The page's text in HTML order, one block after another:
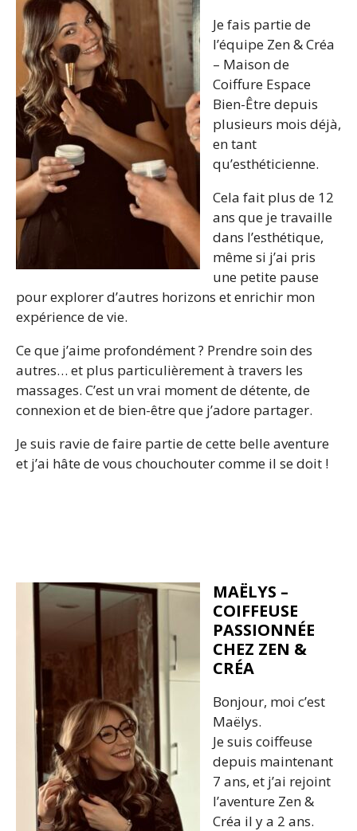
Je fais partie de
l’équipe Zen & Créa
– Maison de
Coiffure Espace
Bien-Être depuis
plusieurs mois déjà,
en tant
qu’esthéticienne.
Cela fait plus de 12
ans que je travaille
dans l’esthétique,
même si j’ai pris
une petite pause
pour explorer d’autres horizons et enrichir mon
expérience de vie.
Ce que j’aime profondément ? Prendre soin des
autres… et plus particulièrement à travers les
massages. C’est un vrai moment de détente, de
connexion et de bien-être que j’adore partager.
Je suis ravie de faire partie de cette belle aventure
et j’ai hâte de vous chouchouter comme il se doit !
MAËLYS –
COIFFEUSE
PASSIONNÉE
CHEZ ZEN &
CRÉA
Bonjour, moi c’est
Maëlys.
Je suis coiffeuse
depuis maintenant
7 ans, et j’ai rejoint
l’aventure Zen &
Créa il y a 2 ans.